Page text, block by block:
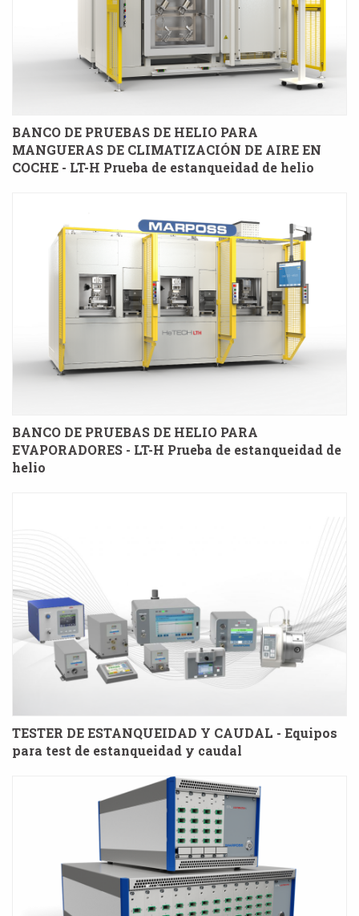
BANCO DE PRUEBAS DE HELIO PARA
MANGUERAS DE CLIMATIZACIÓN DE AIRE EN
COCHE - LT-H Prueba de estanqueidad de helio
BANCO DE PRUEBAS DE HELIO PARA
EVAPORADORES - LT-H Prueba de estanqueidad de
helio
TESTER DE ESTANQUEIDAD Y CAUDAL - Equipos
para test de estanqueidad y caudal